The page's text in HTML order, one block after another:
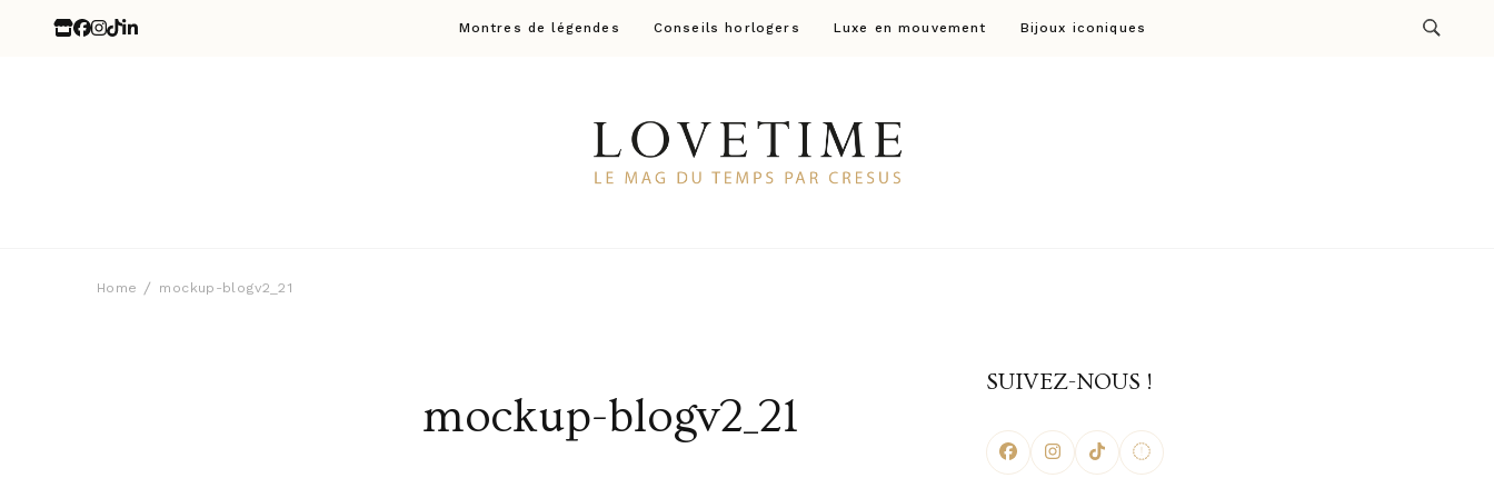
Montres de légendes Conseils horlogers Luxe en mouvement Bijoux iconiques
Home mockup-blogv2_21
mockup-blogv2_21
SUIVEZ-NOUS !